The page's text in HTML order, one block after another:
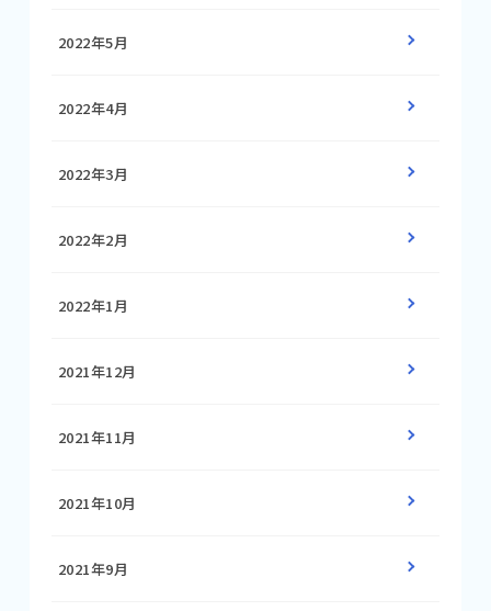
2022年5月
2022年4月
2022年3月
2022年2月
2022年1月
2021年12月
2021年11月
2021年10月
2021年9月